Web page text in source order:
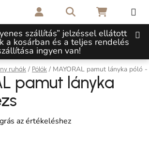
szállítás” jelzéssel ellátott
a kosárban és a teljes rendelés
ingyen van!
KeresésKOSÁR
ruhák / Pólók / MAYORAL pamut lányka póló -
pamut lányka
5-ből 0,0 csillag.
az értékeléshez